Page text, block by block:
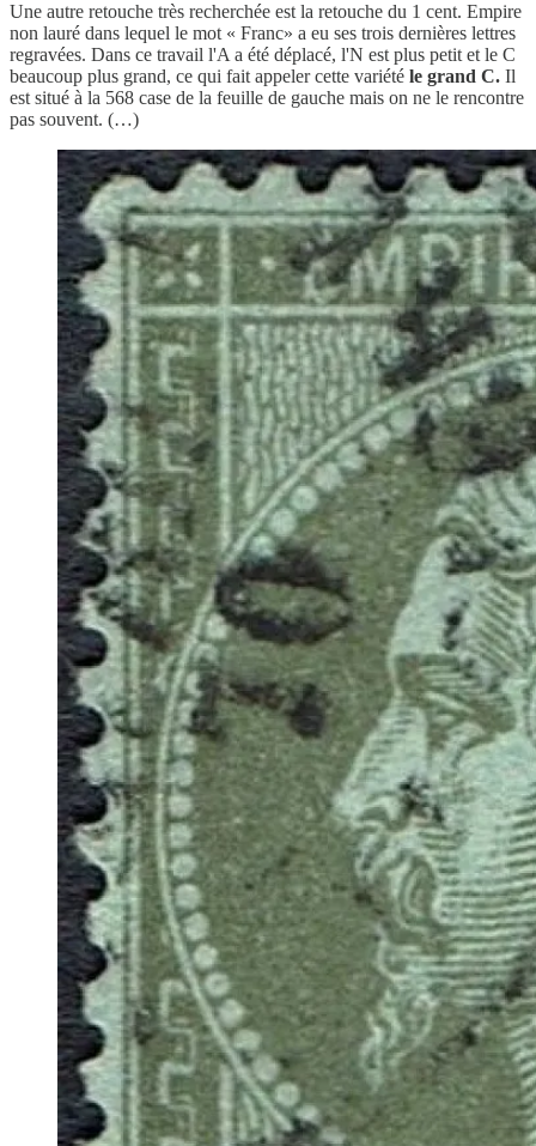
Une autre retouche très recherchée est la retouche du 1 cent. Empire
non lauré dans lequel le mot « Franc» a eu ses trois dernières lettres
regravées. Dans ce travail l'A a été déplacé, l'N est plus petit et le C
beaucoup plus grand, ce qui fait appeler cette variété le grand C. Il
est situé à la 568 case de la feuille de gauche mais on ne le rencontre
pas souvent. (…)